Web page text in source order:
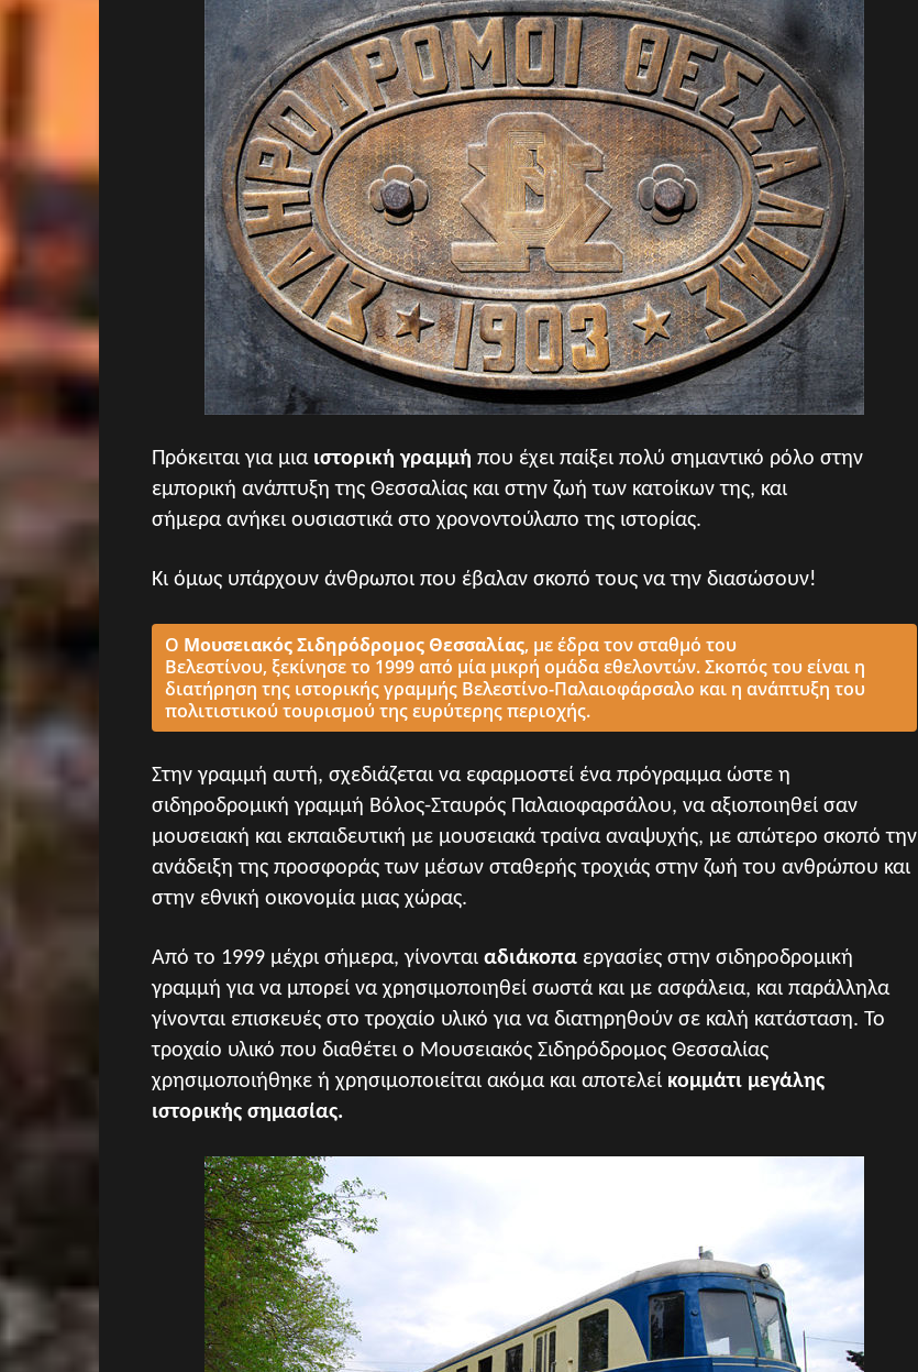
Πρόκειται για μια ιστορική γραμμή που έχει παίξει πολύ σημαντικό ρόλο στην
εμπορική ανάπτυξη της Θεσσαλίας και στην ζωή των κατοίκων της, και
σήμερα ανήκει ουσιαστικά στο χρονοντούλαπο της ιστορίας.
Κι όμως υπάρχουν άνθρωποι που έβαλαν σκοπό τους να την διασώσουν!
Ο Μουσειακός Σιδηρόδρομος Θεσσαλίας, με έδρα τον σταθμό του
Βελεστίνου, ξεκίνησε το 1999 από μία μικρή ομάδα εθελοντών. Σκοπός του είναι η
διατήρηση της ιστορικής γραμμής Βελεστίνο-Παλαιοφάρσαλο και η ανάπτυξη του
πολιτιστικού τουρισμού της ευρύτερης περιοχής.
Στην γραμμή αυτή, σχεδιάζεται να εφαρμοστεί ένα πρόγραμμα ώστε η
σιδηροδρομική γραμμή Βόλος-Σταυρός Παλαιοφαρσάλου, να αξιοποιηθεί σαν
μουσειακή και εκπαιδευτική με μουσειακά τραίνα αναψυχής, με απώτερο σκοπό την
ανάδειξη της προσφοράς των μέσων σταθερής τροχιάς στην ζωή του ανθρώπου και
στην εθνική οικονομία μιας χώρας.
Από το 1999 μέχρι σήμερα, γίνονται αδιάκοπα εργασίες στην σιδηροδρομική
γραμμή για να μπορεί να χρησιμοποιηθεί σωστά και με ασφάλεια, και παράλληλα
γίνονται επισκευές στο τροχαίο υλικό για να διατηρηθούν σε καλή κατάσταση. Το
τροχαίο υλικό που διαθέτει ο Μουσειακός Σιδηρόδρομος Θεσσαλίας
χρησιμοποιήθηκε ή χρησιμοποιείται ακόμα και αποτελεί κομμάτι μεγάλης
ιστορικής σημασίας.